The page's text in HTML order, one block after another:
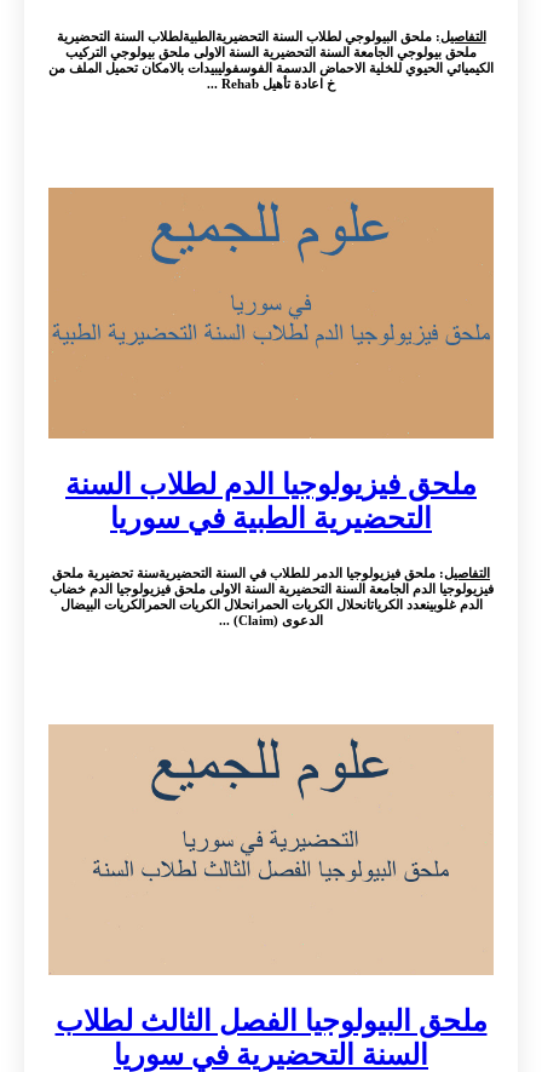
التفاصيل: ملحق البيولوجي لطلاب السنة التحضيريةالطبيةلطلاب السنة التحضيرية
ملحق بيولوجي الجامعة السنة التحضيرية السنة الاولى ملحق بيولوجي التركيب
الكيميائي الحيوي للخلية الاحماض الدسمة الفوسفوليبيدات بالامكان تحميل الملف من
خ اعادة تأهيل Rehab ...
ملحق فيزيولوجيا الدم لطلاب السنة
التحضيرية الطبية في سوريا
التفاصيل: ملحق فيزيولوجيا الدمر للطلاب في السنة التحضيريةسنة تحضيرية ملحق
فيزيولوجيا الدم الجامعة السنة التحضيرية السنة الاولى ملحق فيزيولوجيا الدم خضاب
الدم غلوبينعدد الكرياتانحلال الكريات الحمرانحلال الكريات الحمرالكريات البيضال
الدعوى (Claim) ...
ملحق البيولوجيا الفصل الثالث لطلاب
السنة التحضيرية في سوريا